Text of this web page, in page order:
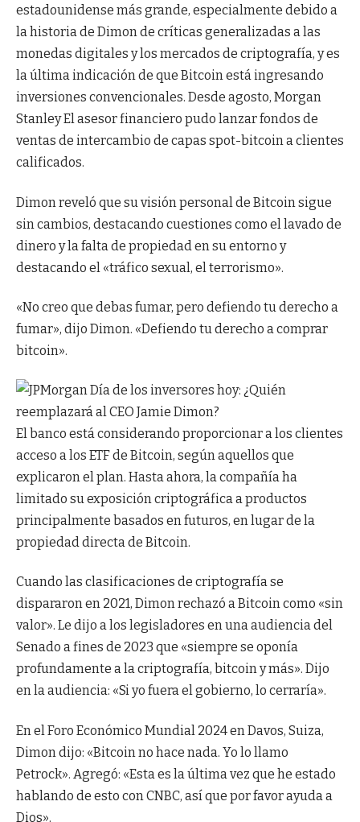
estadounidense más grande, especialmente debido a
la historia de Dimon de críticas generalizadas a las
monedas digitales y los mercados de criptografía, y es
la última indicación de que Bitcoin está ingresando
inversiones convencionales. Desde agosto, Morgan
StanleyEl asesor financiero pudo lanzar fondos de
ventas de intercambio de capas spot-bitcoin a clientes
calificados.
Dimon reveló que su visión personal de Bitcoin sigue
sin cambios, destacando cuestiones como el lavado de
dinero y la falta de propiedad en su entorno y
destacando el «tráfico sexual, el terrorismo».
«No creo que debas fumar, pero defiendo tu derecho a
fumar», dijo Dimon. «Defiendo tu derecho a comprar
bitcoin».
El banco está considerando proporcionar a los clientes
acceso a los ETF de Bitcoin, según aquellos que
explicaron el plan. Hasta ahora, la compañía ha
limitado su exposición criptográfica a productos
principalmente basados ​​en futuros, en lugar de la
propiedad directa de Bitcoin.
Cuando las clasificaciones de criptografía se
dispararon en 2021, Dimon rechazó a Bitcoin como «sin
valor». Le dijo a los legisladores en una audiencia del
Senado a fines de 2023 que «siempre se oponía
profundamente a la criptografía, bitcoin y más». Dijo
en la audiencia: «Si yo fuera el gobierno, lo cerraría».
En el Foro Económico Mundial 2024 en Davos, Suiza,
Dimon dijo: «Bitcoin no hace nada. Yo lo llamo
Petrock». Agregó: «Esta es la última vez que he estado
hablando de esto con CNBC, así que por favor ayuda a
Dios».